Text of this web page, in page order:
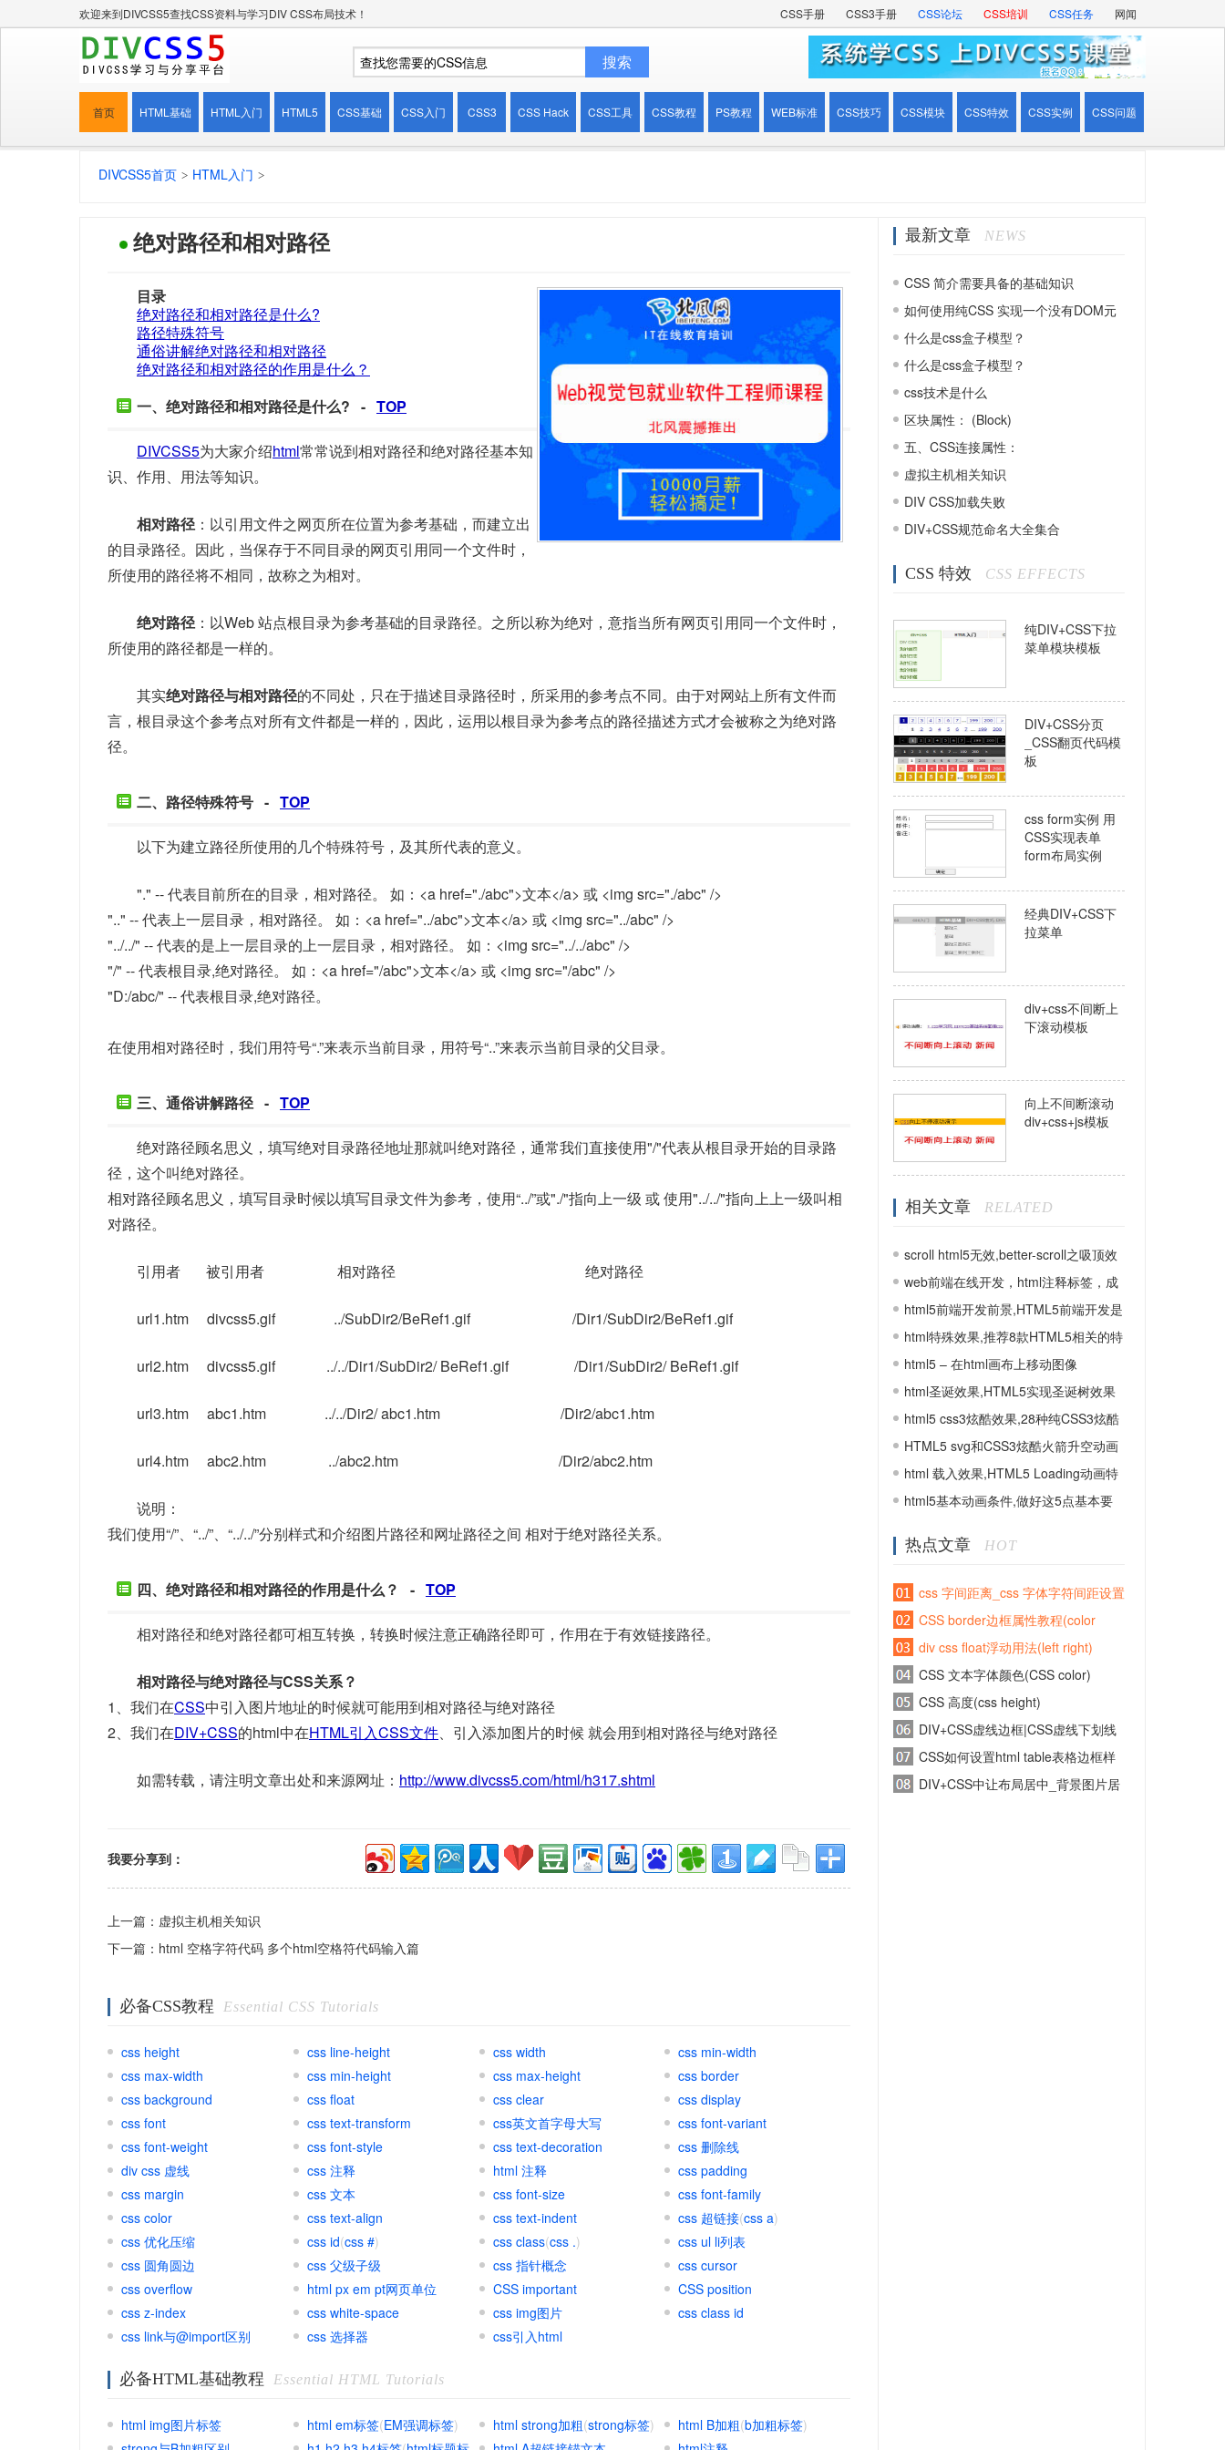
欢迎来到DIVCSS5查找CSS资料与学习DIV CSS布局技术！ CSS手册 CSS3手册 CSS论坛 CSS培训 CSS任务 网闻
首页 HTML基础 HTML入门 HTML5 CSS基础 CSS入门 CSS3 CSS Hack CSS工具 CSS教程 PS教程 WEB标准 CSS技巧 CSS模块 CSS特效 CSS实例 CSS问题
DIVCSS5首页 HTML入门
绝对路径和相对路径
目录
绝对路径和相对路径是什么?
路径特殊符号
通俗讲解绝对路径和相对路径
绝对路径和相对路径的作用是什么？
一、绝对路径和相对路径是什么? - TOP
DIVCSS5为大家介绍html常常说到相对路径和绝对路径基本知
识、作用、用法等知识。
相对路径：以引用文件之网页所在位置为参考基础，而建立出
的目录路径。因此，当保存于不同目录的网页引用同一个文件时，
所使用的路径将不相同，故称之为相对。
绝对路径：以Web 站点根目录为参考基础的目录路径。之所以称为绝对，意指当所有网页引用同一个文件时，
所使用的路径都是一样的。
其实绝对路径与相对路径的不同处，只在于描述目录路径时，所采用的参考点不同。由于对网站上所有文件而
言，根目录这个参考点对所有文件都是一样的，因此，运用以根目录为参考点的路径描述方式才会被称之为绝对路
径。
二、路径特殊符号 - TOP
以下为建立路径所使用的几个特殊符号，及其所代表的意义。
"." -- 代表目前所在的目录，相对路径。 如：<a href="./abc">文本</a> 或 <img src="./abc" />
".." -- 代表上一层目录，相对路径。 如：<a href="../abc">文本</a> 或 <img src="../abc" />
"../../" -- 代表的是上一层目录的上一层目录，相对路径。 如：<img src="../../abc" />
"/" -- 代表根目录,绝对路径。 如：<a href="/abc">文本</a> 或 <img src="/abc" />
"D:/abc/" -- 代表根目录,绝对路径。
在使用相对路径时，我们用符号“.”来表示当前目录，用符号“..”来表示当前目录的父目录。
三、通俗讲解路径 - TOP
绝对路径顾名思义，填写绝对目录路径地址那就叫绝对路径，通常我们直接使用"/"代表从根目录开始的目录路
径，这个叫绝对路径。
相对路径顾名思义，填写目录时候以填写目录文件为参考，使用“../”或"./"指向上一级 或 使用"../../"指向上上一级叫相
对路径。
引用者 被引用者 相对路径 绝对路径
url1.htm divcss5.gif ../SubDir2/BeRef1.gif /Dir1/SubDir2/BeRef1.gif
url2.htm divcss5.gif ../../Dir1/SubDir2/ BeRef1.gif /Dir1/SubDir2/ BeRef1.gif
url3.htm abc1.htm ../../Dir2/ abc1.htm /Dir2/abc1.htm
url4.htm abc2.htm ../abc2.htm /Dir2/abc2.htm
说明：
我们使用“/”、“../”、“../../”分别样式和介绍图片路径和网址路径之间 相对于绝对路径关系。
四、绝对路径和相对路径的作用是什么？ - TOP
相对路径和绝对路径都可相互转换，转换时候注意正确路径即可，作用在于有效链接路径。
相对路径与绝对路径与CSS关系？
1、我们在CSS中引入图片地址的时候就可能用到相对路径与绝对路径
2、我们在DIV+CSS的html中在HTML引入CSS文件、引入添加图片的时候 就会用到相对路径与绝对路径
如需转载，请注明文章出处和来源网址： http://www.divcss5.com/html/h317.shtml
我要分享到：
上一篇： 虚拟主机相关知识
下一篇： html 空格字符代码 多个html空格符代码输入篇
必备CSS教程 Essential CSS Tutorials
css height css line-height css width
css min-width
css max-width
css min-height css max-height
css border
css background
css float css clear
css display
css font
css text-transform css英文首字母大写
css font-variant
css font-weight
css font-style css text-decoration
css 删除线
div css 虚线
css 注释 html 注释
css padding
css margin
css 文本 css font-size
css font-family
css color
css text-align css text-indent css 超链接(css a)
css 优化压缩
css id(css #) css class(css .)
css ul li列表
css 圆角圆边
css 父级子级 css 指针概念
css cursor
css overflow
html px em pt网页单位 CSS important
CSS position
css z-index
css white-space css img图片
css class id
css link与@import区别
css 选择器 css引入html
必备HTML基础教程 Essential HTML Tutorials
html img图片标签 html em标签(EM强调标签) html strong加粗(strong标签) html B加粗(b加粗标签)
最新文章 NEWS
CSS 简介需要具备的基础知识
如何使用纯CSS 实现一个没有DOM元
素的动画效果
什么是css盒子模型？
什么是css盒子模型？
css技术是什么
区块属性： (Block)
五、CSS连接属性：
虚拟主机相关知识
DIV CSS加载失败
DIV+CSS规范命名大全集合
CSS 特效 CSS EFFECTS
纯DIV+CSS下拉
菜单模块模板
DIV+CSS分页
_CSS翻页代码模
板
css form实例 用
CSS实现表单
form布局实例
经典DIV+CSS下
拉菜单
div+css不间断上
下滚动模板
向上不间断滚动
div+css+js模板
相关文章 RELATED
scroll html5无效,better-scroll之吸顶效
果巨坑挣扎中
web前端在线开发，html注释标签，成
功拿到offer
html5前端开发前景,HTML5前端开发是
做什么的？
html特殊效果,推荐8款HTML5相关的特
殊效果
html5 – 在html画布上移动图像
html圣诞效果,HTML5实现圣诞树效果
html5 css3炫酷效果,28种纯CSS3炫酷
loading加载动画特效
HTML5 svg和CSS3炫酷火箭升空动画
特效
html 载入效果,HTML5 Loading动画特
效集锦
html5基本动画条件,做好这5点基本要
热点文章
HOT
css 字间距离_css 字体字符间距设置
CSS border边框属性教程(color
style)
div css float浮动用法(left right)
CSS 文本字体颜色(CSS color)
CSS 高度(css height)
DIV+CSS虚线边框|CSS虚线下划线
及虚线列表教程
CSS如何设置html table表格边框样
式
DIV+CSS中让布局居中_背景图片居